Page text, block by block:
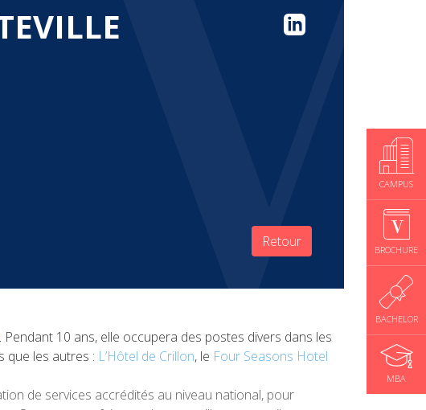
CAMPUS
BROCHURE
BACHELOR
MBA
Retour
. Pendant 10 ans, elle occupera des postes divers dans les
que les autres : L’Hôtel de Crillon, le Four Seasons Hotel
de services accrédités au niveau national, pour